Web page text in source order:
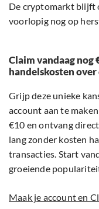
De cryptomarkt blijft
voorlopig nog op
Claim vandaag nog
handelskosten
Grijp deze unieke
account aan te
€10 en ontvang
lang zonder kosten
transacties. Start
groeiende
Maak je account en